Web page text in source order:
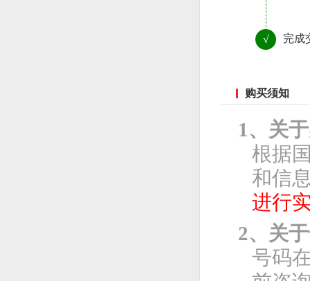
√ 完成
购买须知
1、关
根据
和信
进行
2、关
号码